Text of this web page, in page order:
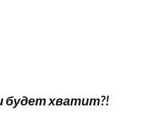
будет хватит?!